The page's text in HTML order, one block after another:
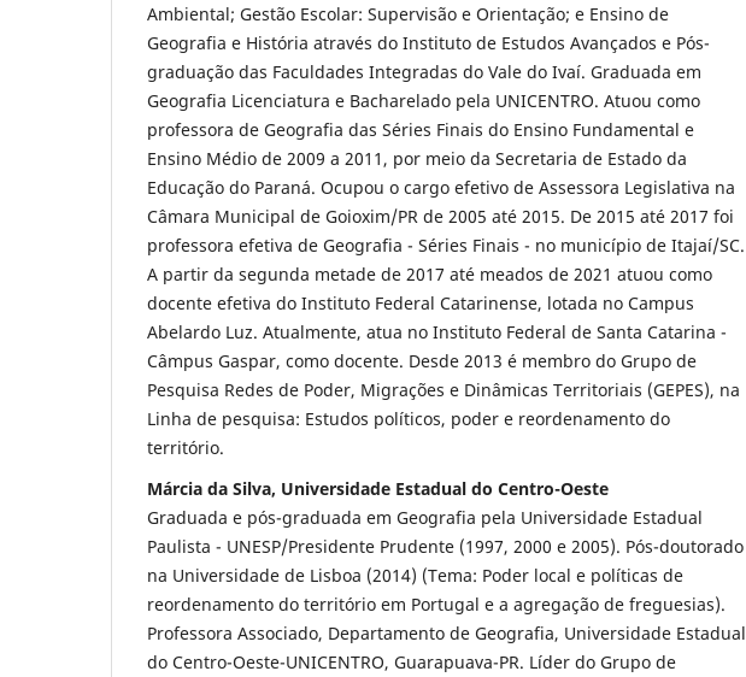
Ambiental; Gestão Escolar: Supervisão e Orientação; e Ensino de
Geografia e História através do Instituto de Estudos Avançados e Pós-
graduação das Faculdades Integradas do Vale do Ivaí. Graduada em
Geografia Licenciatura e Bacharelado pela UNICENTRO. Atuou como
professora de Geografia das Séries Finais do Ensino Fundamental e
Ensino Médio de 2009 a 2011, por meio da Secretaria de Estado da
Educação do Paraná. Ocupou o cargo efetivo de Assessora Legislativa na
Câmara Municipal de Goioxim/PR de 2005 até 2015. De 2015 até 2017 foi
professora efetiva de Geografia - Séries Finais - no município de Itajaí/SC.
A partir da segunda metade de 2017 até meados de 2021 atuou como
docente efetiva do Instituto Federal Catarinense, lotada no Campus
Abelardo Luz. Atualmente, atua no Instituto Federal de Santa Catarina -
Câmpus Gaspar, como docente. Desde 2013 é membro do Grupo de
Pesquisa Redes de Poder, Migrações e Dinâmicas Territoriais (GEPES), na
Linha de pesquisa: Estudos políticos, poder e reordenamento do
território.
Márcia da Silva, Universidade Estadual do Centro-Oeste
Graduada e pós-graduada em Geografia pela Universidade Estadual
Paulista - UNESP/Presidente Prudente (1997, 2000 e 2005). Pós-doutorado
na Universidade de Lisboa (2014) (Tema: Poder local e políticas de
reordenamento do território em Portugal e a agregação de freguesias).
Professora Associado, Departamento de Geografia, Universidade Estadual
do Centro-Oeste-UNICENTRO, Guarapuava-PR. Líder do Grupo de